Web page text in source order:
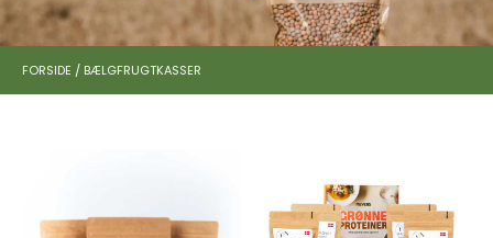
FORSIDE / BÆLGFRUGTKASSER